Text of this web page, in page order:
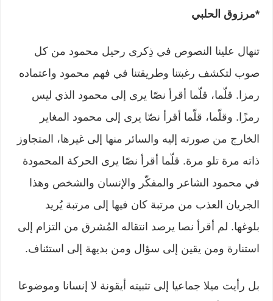
*مرزوق الحلبي
تنهال علينا النصوص في ذِكرى رحيل محمود من كل
صوب لتكشف رغبتنا وطريقتنا في فهم محمود واعتماده
رمزا. قلّما، قلّما أقرأ نصّا يرى إلى محمود الذي ليس
رمزًا. وقلّما، قلّما أقرأ نصّا يرى إلى محمود المغاير
الخارج من صورته إليه والسائر منها إلى غيرها، المتجاوز
ذاته مرة تلو مرة. قلّما أقرأ نصّا يرى الحركة المحمودة
في محمود الشاعر والمفكّر والإنسان والشخص وهذا
الجريان العذب من مرتبة كان فيها إلى مرتبة يُريد
بلوغها. لم أقرأ نصا يرصد انتقاله المُشرق من التزام إلى
استنارة ومن يقين إلى سؤال ومن بديهة إلى استئناف.
بل رأيت ميلا جماعيا إلى تثبيته أيقونة لا إنسانا وموضوعا